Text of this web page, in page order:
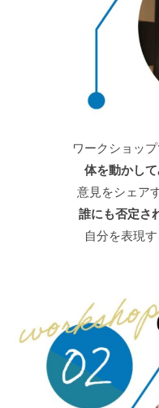
ワークショップ
体を動かして
意見をシェア
誰にも否定さ
自分を表現